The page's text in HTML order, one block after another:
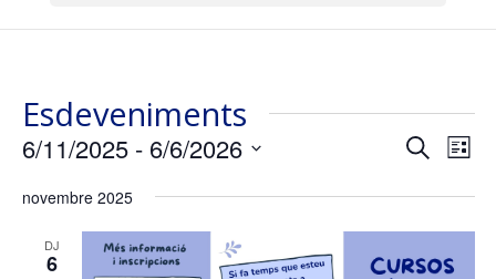
Esdeveniments
visual
i
cerca
Cerca
de
Llista
6/11/2025 - 6/6/2026
una
novembre 2025
DJ
6